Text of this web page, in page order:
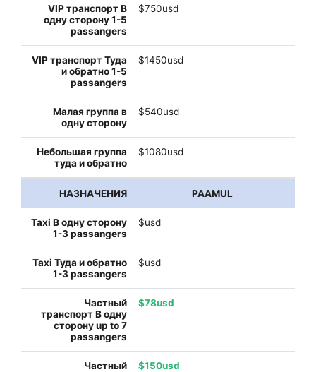
$750usd
$1450usd
$540usd
$1080usd
PAAMUL
$usd
$usd
$78usd
$150usd